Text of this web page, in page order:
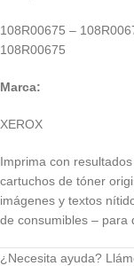
108R00675 –
108R00675
Marca:
XEROX
Imprima con
cartuchos de tóner
imágenes y textos
de consumibles – para
¿Necesita ayuda?